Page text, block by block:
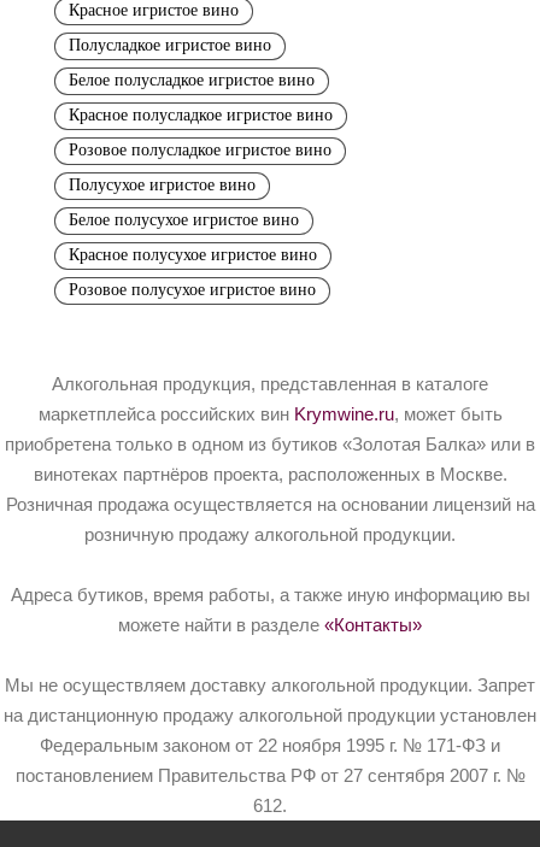
Красное игристое вино
Полусладкое игристое вино
Белое полусладкое игристое вино
Красное полусладкое игристое вино
Розовое полусладкое игристое вино
Полусухое игристое вино
Белое полусухое игристое вино
Красное полусухое игристое вино
Розовое полусухое игристое вино
Алкогольная продукция, представленная в каталоге
маркетплейса российских вин Krymwine.ru, может быть
приобретена только в одном из бутиков «Золотая Балка» или в
винотеках партнёров проекта, расположенных в Москве.
Розничная продажа осуществляется на основании лицензий на
розничную продажу алкогольной продукции.
Адреса бутиков, время работы, а также иную информацию вы
можете найти в разделе «Контакты»
Мы не осуществляем доставку алкогольной продукции. Запрет
на дистанционную продажу алкогольной продукции установлен
Федеральным законом от 22 ноября 1995 г. № 171-ФЗ и
постановлением Правительства РФ от 27 сентября 2007 г. №
612.